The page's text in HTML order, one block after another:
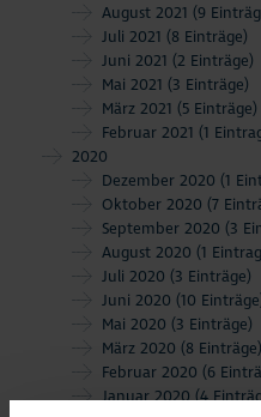
August 2021 (9
Juli 2021 (8 Einträge)
Juni 2021 (2 Einträge)
Mai 2021 (3 Einträge)
März 2021 (5 Einträge)
Februar 2021 (1
2020
Dezember 2020 (1
Oktober 2020 (7
September 2020 (3
August 2020 (1
Juli 2020 (3 Einträge)
Juni 2020 (10
Mai 2020 (3 Einträge)
März 2020 (8 Einträge)
Februar 2020 (6
Januar 2020(4